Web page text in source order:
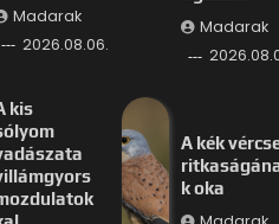
Madarak
2026.08.06.
Madarak
kis
A kék
k oka